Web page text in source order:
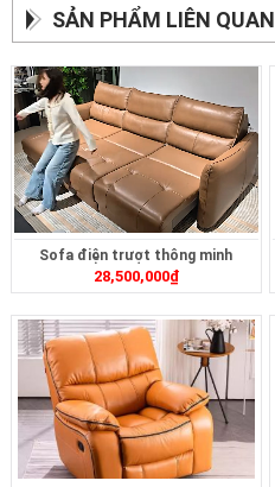
SẢN PHẨM LIÊN QUAN
Sofa điện trượt thông minh
ZT2628
28,500,000₫